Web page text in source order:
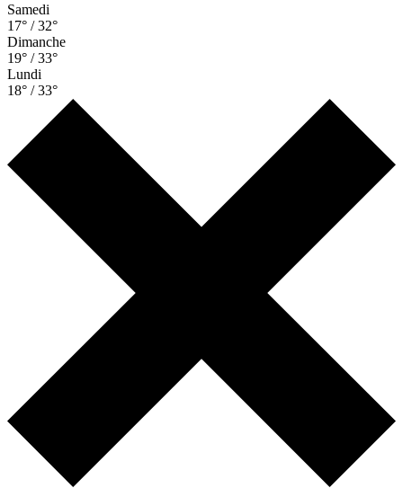
Samedi
17° / 32°
Dimanche
19° / 33°
Lundi
18° / 33°